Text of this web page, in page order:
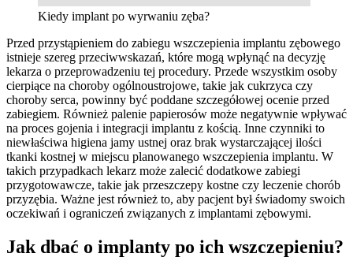
Kiedy implant po wyrwaniu zęba?
Przed przystąpieniem do zabiegu wszczepienia implantu zębowego
istnieje szereg przeciwwskazań, które mogą wpłynąć na decyzję
lekarza o przeprowadzeniu tej procedury. Przede wszystkim osoby
cierpiące na choroby ogólnoustrojowe, takie jak cukrzyca czy
choroby serca, powinny być poddane szczegółowej ocenie przed
zabiegiem. Również palenie papierosów może negatywnie wpływać
na proces gojenia i integracji implantu z kością. Inne czynniki to
niewłaściwa higiena jamy ustnej oraz brak wystarczającej ilości
tkanki kostnej w miejscu planowanego wszczepienia implantu. W
takich przypadkach lekarz może zalecić dodatkowe zabiegi
przygotowawcze, takie jak przeszczepy kostne czy leczenie chorób
przyzębia. Ważne jest również to, aby pacjent był świadomy swoich
oczekiwań i ograniczeń związanych z implantami zębowymi.
Jak dbać o implanty po ich wszczepieniu?